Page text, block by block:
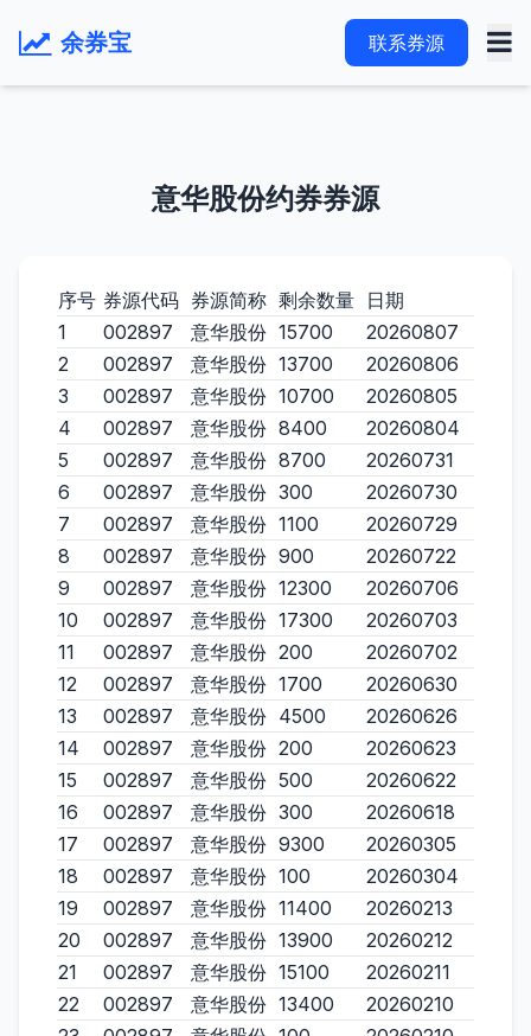
余券宝 联系券源
意华股份约券券源
序号 券源代码 券源简称 剩余数量 日期
1
002897 意华股份 15700
20260807
2
002897 意华股份 13700
20260806
3
002897 意华股份 10700
20260805
4
002897 意华股份 8400
20260804
5
002897 意华股份 8700
20260731
6
002897 意华股份 300
20260730
7
002897 意华股份 1100
20260729
8
002897 意华股份 900
20260722
9
002897 意华股份 12300
20260706
10
002897 意华股份 17300
20260703
11
002897 意华股份 200
20260702
12
002897 意华股份 1700
20260630
13
002897 意华股份 4500
20260626
14
002897 意华股份 200
20260623
15
002897 意华股份 500
20260622
16
002897 意华股份 300
20260618
17
002897 意华股份 9300
20260305
18
002897 意华股份 100
20260304
19
002897 意华股份 11400
20260213
20
002897 意华股份 13900
20260212
21
002897 意华股份 15100
20260211
22
002897 意华股份 13400
20260210